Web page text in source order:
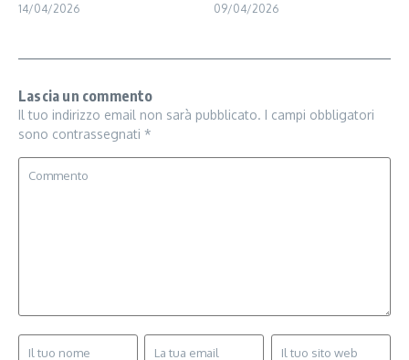
14/04/2026 09/04/2026
Lascia un commento
Il tuo indirizzo email non sarà pubblicato. I campi obbligatori
sono contrassegnati *